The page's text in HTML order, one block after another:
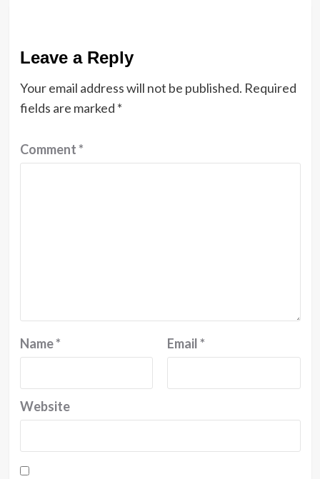
Leave a Reply
Your email address will not be published. Required
fields are marked *
Comment*
Name* Email*
Website